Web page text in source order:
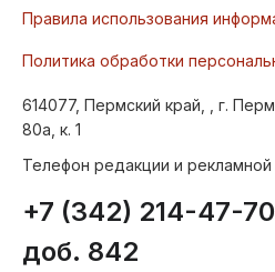
Правила использования
Политика обработки
614077, Пермский край, , г.
80а, к. 1
Телефон редакции и
+7 (342) 214-47-70
доб. 842